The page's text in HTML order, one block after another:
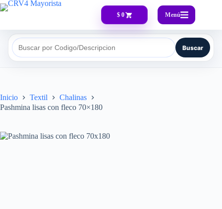
$ 0 Menú
Buscar por Codigo/Descripcion Buscar
Inicio Textil
Chalinas
Pashmina lisas con fleco 70×180